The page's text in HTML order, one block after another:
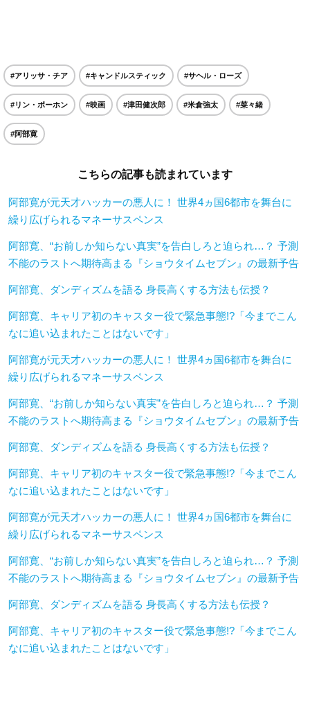
#アリッサ・チア #キャンドルスティック #サヘル・ローズ
#リン・ボーホン #映画 #津田健次郎 #米倉強太 #菜々緒
#阿部寛
こちらの記事も読まれています
阿部寛が元天才ハッカーの悪人に！ 世界4ヵ国6都市を舞台に
繰り広げられるマネーサスペンス
阿部寛、“お前しか知らない真実”を告白しろと迫られ…？ 予測
不能のラストへ期待高まる『ショウタイムセブン』の最新予告
阿部寛、ダンディズムを語る 身長高くする方法も伝授？
阿部寛、キャリア初のキャスター役で緊急事態!?「今までこん
なに追い込まれたことはないです」
阿部寛が元天才ハッカーの悪人に！ 世界4ヵ国6都市を舞台に
繰り広げられるマネーサスペンス
阿部寛、“お前しか知らない真実”を告白しろと迫られ…？ 予測
不能のラストへ期待高まる『ショウタイムセブン』の最新予告
阿部寛、ダンディズムを語る 身長高くする方法も伝授？
阿部寛、キャリア初のキャスター役で緊急事態!?「今までこん
なに追い込まれたことはないです」
阿部寛が元天才ハッカーの悪人に！ 世界4ヵ国6都市を舞台に
繰り広げられるマネーサスペンス
阿部寛、“お前しか知らない真実”を告白しろと迫られ…？ 予測
不能のラストへ期待高まる『ショウタイムセブン』の最新予告
阿部寛、ダンディズムを語る 身長高くする方法も伝授？
阿部寛、キャリア初のキャスター役で緊急事態!?「今までこん
なに追い込まれたことはないです」